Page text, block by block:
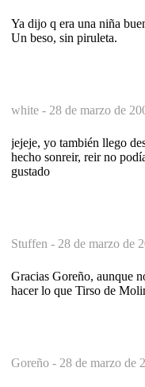
Ya dijo q era una niña
Un beso, sin piruleta.
white - 28 de marzo de
jejeje, yo también llego
hecho sonreir, reir no
gustado
Stuffen - 28 de marzo de
Gracias Goreño, aunque
hacer lo que Tirso de
Goreño - 28 de marzo de